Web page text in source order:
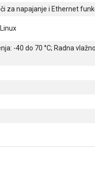
za napajanje i Ethernet
-40 do 70 °C; Radna